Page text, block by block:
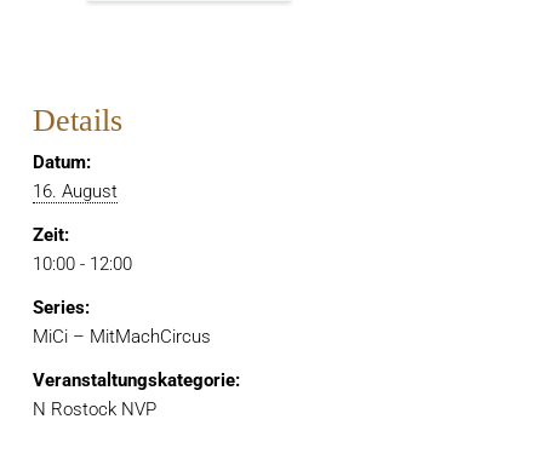
Details
Datum:
16. August
Zeit:
10:00 - 12:00
Series:
MiCi – MitMachCircus
Veranstaltungskategorie:
N Rostock NVP